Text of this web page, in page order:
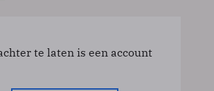
te laten is een account